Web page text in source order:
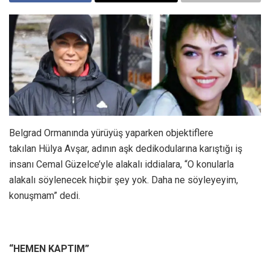
Belgrad Ormanında yürüyüş yaparken objektiflere
takılan Hülya Avşar, adının aşk dedikodularına karıştığı iş
insanı Cemal Güzelce’yle alakalı iddialara, “O konularla
alakalı söylenecek hiçbir şey yok. Daha ne söyleyeyim,
konuşmam” dedi.
“HEMEN KAPTIM”